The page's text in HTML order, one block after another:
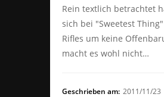
Rein textlich betrachtet
sich bei "Sweetest
Rifles um keine
macht es wohl nicht…
Geschrieben am: 2011/11/23